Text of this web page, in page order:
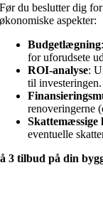
Før du beslutter dig
økonomiske aspekter:
Budgetlægning
for uforudsete
ROI-analyse:
til investeringen.
renoveringerne
Skattemæssige
eventuelle
3 tilbud på din